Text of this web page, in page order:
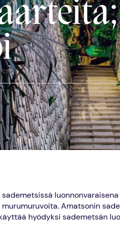
Amatsonin
hyödyksi sademetsän